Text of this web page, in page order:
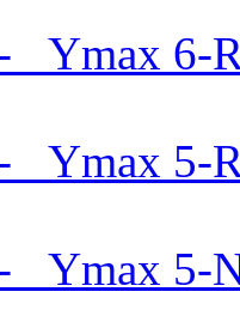
Ymax 6-
Ymax 5-
Ymax 5-